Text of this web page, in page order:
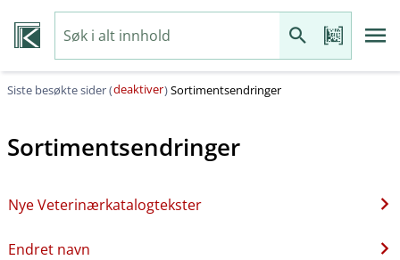
Siste besøkte sider (deaktiver)Sortimentsendringer
Sortimentsendringer
Nye Veterinærkatalogtekster
Endret navn